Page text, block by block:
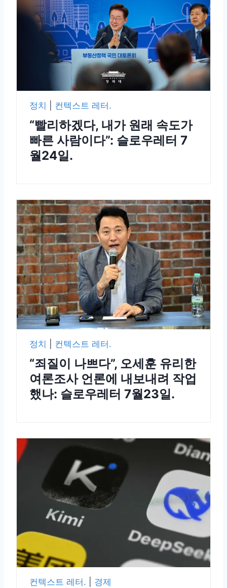
정치 컨텍스트 레터.
“빨리하겠다, 내가 원래 속도가
빠른 사람이다”: 슬로우레터 7
월24일.
정치 컨텍스트 레터.
“죄질이 나쁘다”, 오세훈 유리한
여론조사 언론에 내보내려 작업
했나: 슬로우레터 7월23일.
컨텍스트 레터. 경제